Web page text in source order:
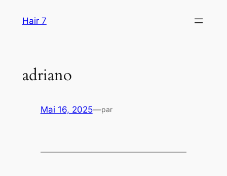
Hair 7
adriano
Mai 16, 2025—par